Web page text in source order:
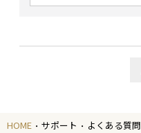
HOME サポート よくある質問